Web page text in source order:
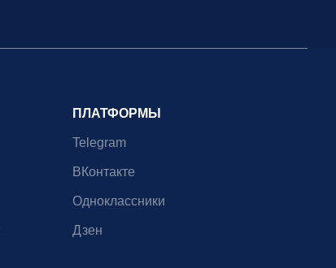
ПЛАТФОРМЫ
Telegram
ВКонтакте
Одноклассники
Дзен